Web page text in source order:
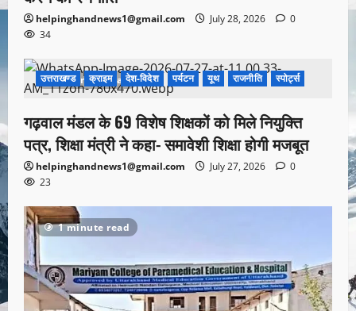
helpinghandnews1@gmail.com July 28, 2026
0
34
1 minute read
उत्तराखण्ड क्राइम देश-विदेश पर्यटन यूथ राजनीति स्पोर्ट्स
गढ़वाल मंडल के 69 विशेष शिक्षकों को मिले नियुक्ति
पत्र, शिक्षा मंत्री ने कहा- समावेशी शिक्षा होगी मजबूत
helpinghandnews1@gmail.com July 27, 2026
0
23
1 minute read